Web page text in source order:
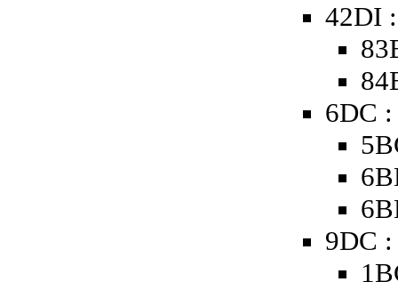
42DI
6DC :
9DC :